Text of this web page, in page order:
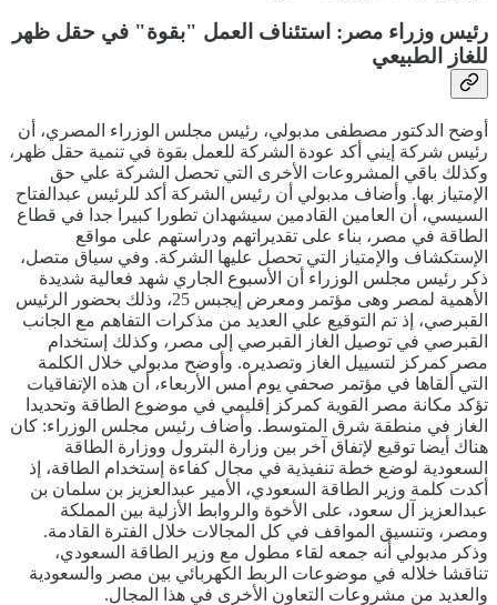
رئيس وزراء مصر: استئناف العمل "بقوة" في حقل ظهر
للغاز الطبيعي
أوضح الدكتور مصطفى مدبولي، رئيس مجلس الوزراء المصري، أن
رئيس شركة إيني أكد عودة الشركة للعمل بقوة في تنمية حقل ظهر،
وكذلك باقي المشروعات الأخرى التي تحصل الشركة علي حق
الإمتياز بها. وأضاف مدبولي أن رئيس الشركة أكد للرئيس عبدالفتاح
السيسي، أن العامين القادمين سيشهدان تطورا كبيرا جدا في قطاع
الطاقة في مصر، بناء على تقديراتهم ودراستهم على مواقع
الإستكشاف والإمتياز التي تحصل عليها الشركة. وفي سياق متصل،
ذكر رئيس مجلس الوزراء أن الأسبوع الجاري شهد فعالية شديدة
الأهمية لمصر وهى مؤتمر ومعرض إيجبس 25، وذلك بحضور الرئيس
القبرصي، إذ تم التوقيع علي العديد من مذكرات التفاهم مع الجانب
القبرصي في توصيل الغاز القبرصي إلى مصر، وكذلك إستخدام
مصر كمركز لتسييل الغاز وتصديره. وأوضح مدبولي خلال الكلمة
التي ألقاها في مؤتمر صحفي يوم أمس الأربعاء، أن هذه الإتفاقيات
تؤكد مكانة مصر القوية كمركز إقليمي في موضوع الطاقة وتحديدا
الغاز في منطقة شرق المتوسط. وأضاف رئيس مجلس الوزراء: كان
هناك أيضا توقيع لإتفاق آخر بين وزارة البترول ووزارة الطاقة
السعودية لوضع خطة تنفيذية في مجال كفاءة إستخدام الطاقة، إذ
أكدت كلمة وزير الطاقة السعودي، الأمير عبدالعزيز بن سلمان بن
عبدالعزيز آل سعود، على الأخوة والروابط الأزلية بين المملكة
ومصر، وتنسيق المواقف في كل المجالات خلال الفترة القادمة.
وذكر مدبولي أنه جمعه لقاء مطول مع وزير الطاقة السعودي،
تناقشا خلاله في موضوعات الربط الكهربائي بين مصر والسعودية
والعديد من مشروعات التعاون الأخرى في هذا المجال.